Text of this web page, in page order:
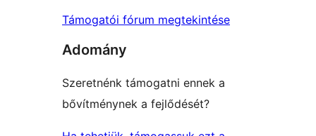
Támogatói fórum megtekintése
Adomány
Szeretnénk támogatni ennek a
bővítménynek a fejlődését?